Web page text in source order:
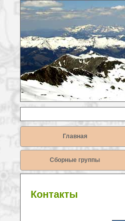
Главная
Сборные группы
Контакты